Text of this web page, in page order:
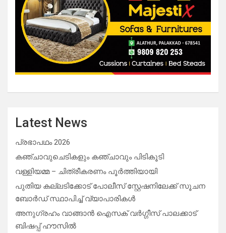
Latest News
പ്രഭാപഥം 2026
കഞ്ചാവുചെടികളും കഞ്ചാവും പിടികൂടി
വള്ളിയമ്മ – ചിത്രീകരണം പൂർത്തിയായി
പുതിയ കല്ലടിക്കോട് പോലീസ് സ്റ്റേഷനിലേക്ക് സൂചന
ബോർഡ് സ്ഥാപിച്ച് വ്യാപാരികൾ
അനുഗ്രഹം വാങ്ങാൻ ഐസക് വര്‍ഗ്ഗീസ് പാലക്കാട്
ബിഷപ്പ് ഹൗസില്‍